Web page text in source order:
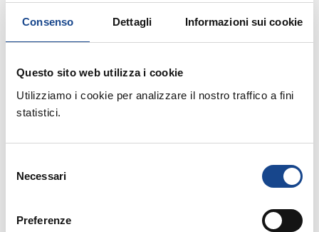
Consenso Dettagli Informazioni sui cookie
Questo sito web utilizza i cookie
Utilizziamo i cookie per analizzare il nostro traffico a fini
statistici.
delNecessari
Preferenze
18/04/2023
L'elenco pubblico degli Ufficiali di stato